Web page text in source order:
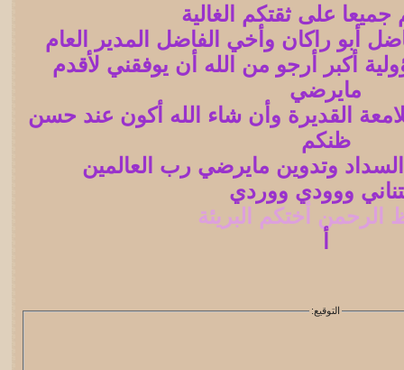
على ثقتكم الغالية
أبو راكان وأخي الفاضل المدير العام
أكبر أرجو من الله أن يوفقني لأقدم
مايرضي
القديرة وأن شاء الله أكون عند حسن
ظنكم
السداد وتدوين مايرضي رب العالمين
ووودي ووردي
الرحمن أختكم البريئة
التوقيع: